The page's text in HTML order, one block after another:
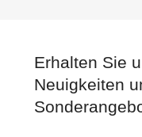
Erhalten Sie
Neuigkeiten